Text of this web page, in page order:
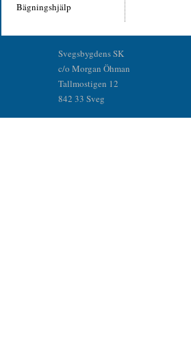
Bägningshjälp
Svegsbygdens SK
c/o Morgan Öhman
Tallmostigen 12
842 33 Sveg